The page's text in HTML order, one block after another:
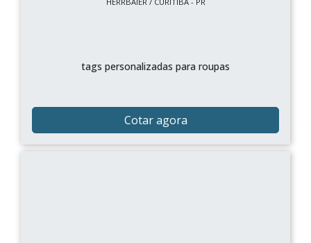
tags personalizadas para roupas
Cotar agora